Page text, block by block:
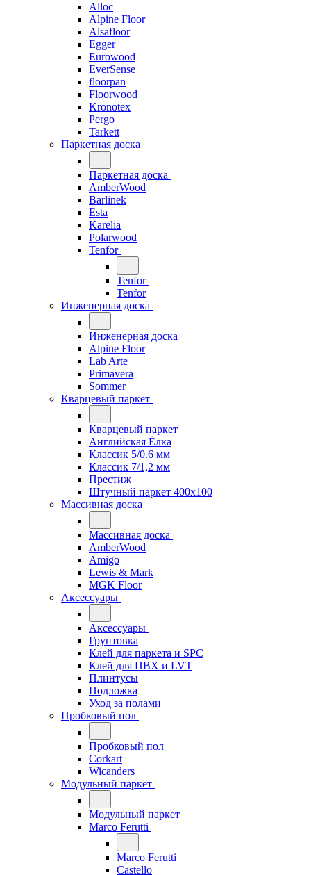
Alloc
Alpine Floor
Alsafloor
Egger
Eurowood
EverSense
floorpan
Floorwood
Kronotex
Pergo
Tarkett
Паркетная доска
Паркетная доска
AmberWood
Barlinek
Esta
Karelia
Polarwood
Tenfor
Tenfor
Tenfor
Инженерная доска
Инженерная доска
Alpine Floor
Lab Arte
Primavera
Sommer
Кварцевый паркет
Кварцевый паркет
Английская Ёлка
Классик 5/0.6 мм
Классик 7/1,2 мм
Престиж
Штучный паркет 400x100
Массивная доска
Массивная доска
AmberWood
Amigo
Lewis & Mark
MGK Floor
Аксессуары
Аксессуары
Грунтовка
Клей для паркета и SPC
Клей для ПВХ и LVT
Плинтусы
Подложка
Уход за полами
Пробковый пол
Пробковый пол
Corkart
Wicanders
Модульный паркет
Модульный паркет
Marco Ferutti
Marco Ferutti
Castello